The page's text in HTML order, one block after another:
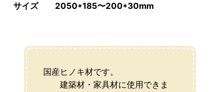
サイズ 2050*185〜200*30mm
国産ヒノキ材です。
建築材・家具材に使用できま